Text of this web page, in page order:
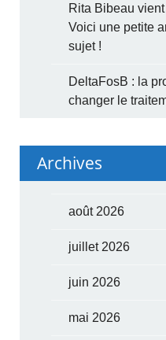
Rita Bibeau
Voici une petite
sujet !
DeltaFosB : la
changer le
Archives
août 2026
juillet 2026
juin 2026
mai 2026